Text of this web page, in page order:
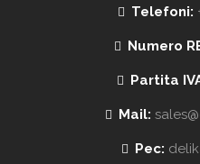
Telefoni:
Numero
Partita
Mail:
Pec: